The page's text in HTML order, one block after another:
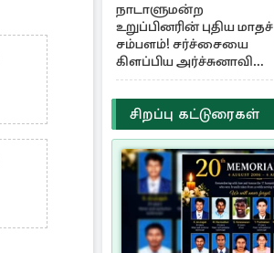
நாடாளுமன்ற
உறுப்பினரின் புதிய மாதச்
சம்பளம்! சர்ச்சையை
கிளப்பிய அர்ச்சுனாவின்
அறிக்கை
சிறப்பு கட்டுரைகள்